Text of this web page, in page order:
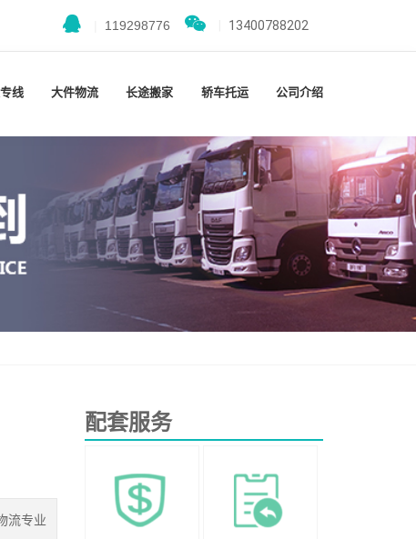
119298776 13400788202
线 大件物流 长途搬家 轿车托运 公司介绍
流专业
配套服务